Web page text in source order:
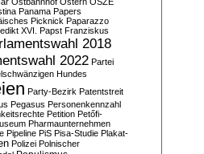
Panama Papers
Picknick Paparazzo
XVI. Papst Franziskus
2018
2022 Partei
Hundes
Party-Bezirk Patentstreit
Pegasus Personenkennzahl
Petition Petőfi-
Pharmaunternehmen
Pipeline PiS Pisa-Studie Plakat-
Polizei Polnischer